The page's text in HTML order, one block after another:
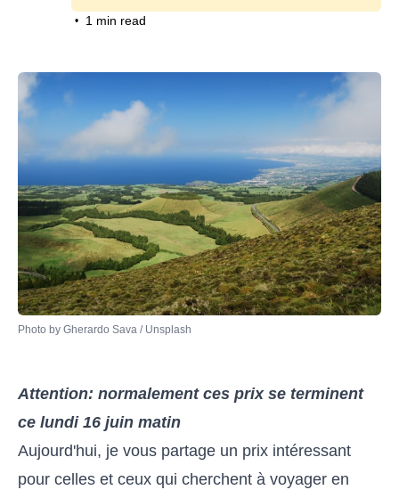
• 1 min read
Photo by Gherardo Sava / Unsplash
Attention: normalement ces prix se terminent
ce lundi 16 juin matin
Aujourd'hui, je vous partage un prix intéressant
pour celles et ceux qui cherchent à voyager en